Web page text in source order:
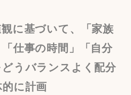
に基づいて、「家族
仕事の時間」「自分
うバランスよく配分
に計画